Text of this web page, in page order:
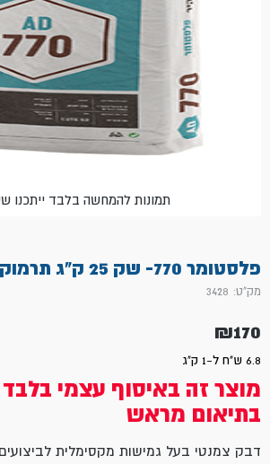
פלסטומר 770- שק 25 ק"ג תרמוקיר
מק"ט: 3428
₪170
6.8 ש"ח ל-1 ק"ג
מוצר זה באיסוף עצמי
בתיאום מראש
דבק צמנטי בעל גמישות מקסימלית
*תמונות להמחשה בלבד ייתכנו